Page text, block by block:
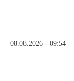
08.08.2026 - 09:54